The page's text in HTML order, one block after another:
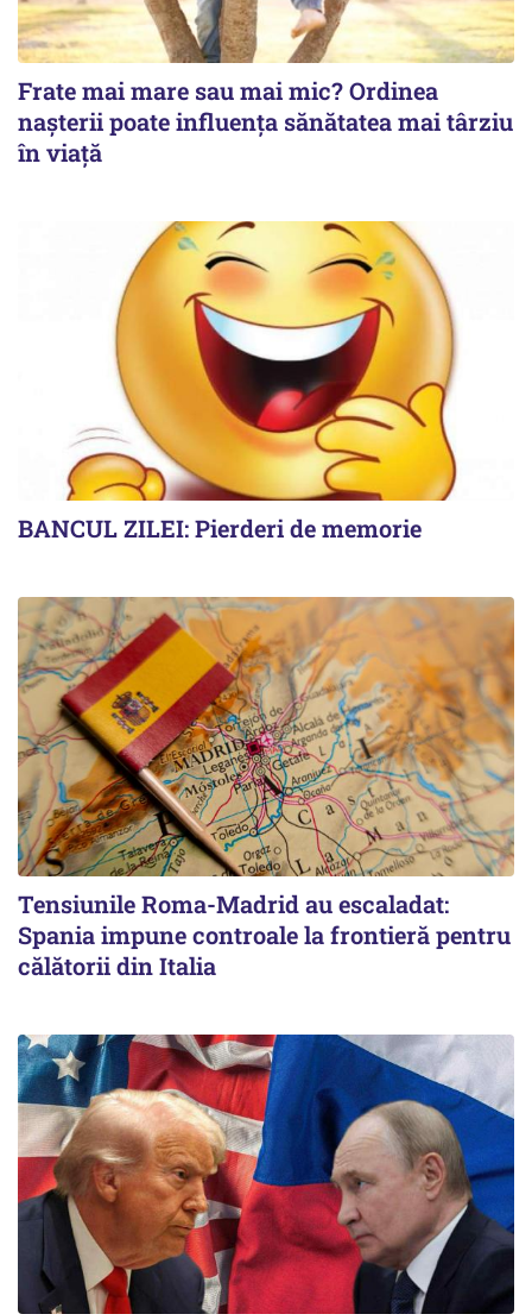
Frate mai mare sau mai mic? Ordinea
nașterii poate influența sănătatea mai târziu
în viață
BANCUL ZILEI: Pierderi de memorie
Tensiunile Roma-Madrid au escaladat:
Spania impune controale la frontieră pentru
călătorii din Italia